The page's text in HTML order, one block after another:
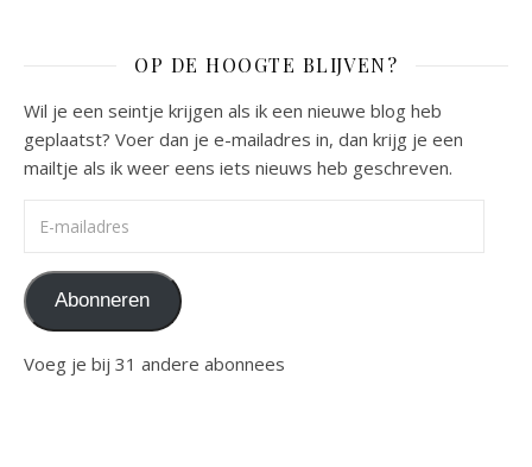
OP DE HOOGTE BLIJVEN?
Wil je een seintje krijgen als ik een nieuwe blog heb
geplaatst? Voer dan je e-mailadres in, dan krijg je een
mailtje als ik weer eens iets nieuws heb geschreven.
Abonneren
Voeg je bij 31 andere abonnees